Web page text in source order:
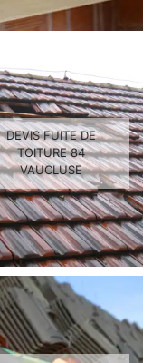
DEVIS FUITE DE
TOITURE 84
VAUCLUSE